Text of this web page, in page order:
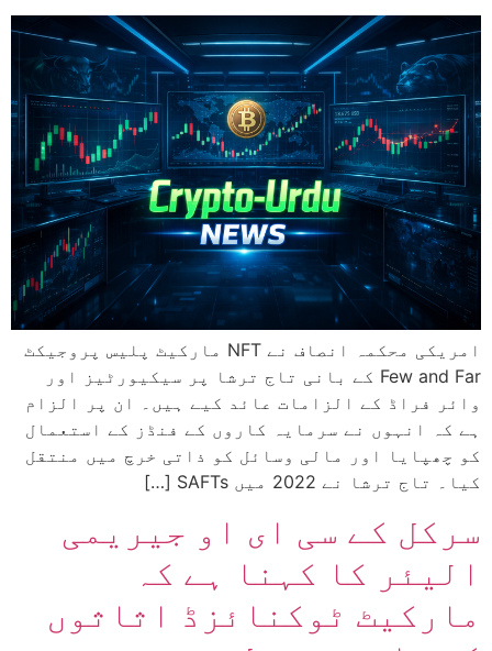
امریکی محکمہ انصاف نے NFT مارکیٹ پلیس پروجیکٹ
Few and Far کے بانی تاج ترشا پر سیکیورٹیز اور
وائر فراڈ کے الزامات عائد کیے ہیں۔ ان پر الزام
ہے کہ انہوں نے سرمایہ کاروں کے فنڈز کے استعمال
کو چھپایا اور مالی وسائل کو ذاتی خرچ میں منتقل
کیا۔ تاج ترشا نے 2022 میں SAFTs […]
سرکل کے سی ای او جیریمی
الیئر کا کہنا ہے کہ
مارکیٹ ٹوکنائزڈ اثاثوں